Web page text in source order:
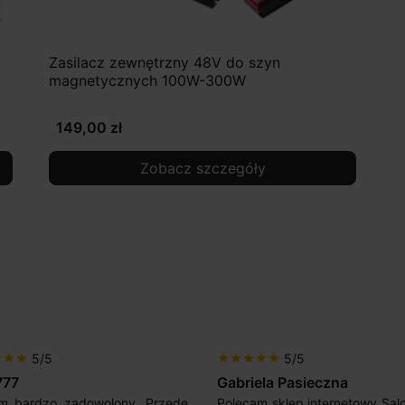
Zasilacz zewnętrzny 48V do szyn
magnetycznych 100W-300W
149,00 zł
Zobacz szczegóły
star star 5/5 star star star star star 5/5
Gabriela Pasieczna